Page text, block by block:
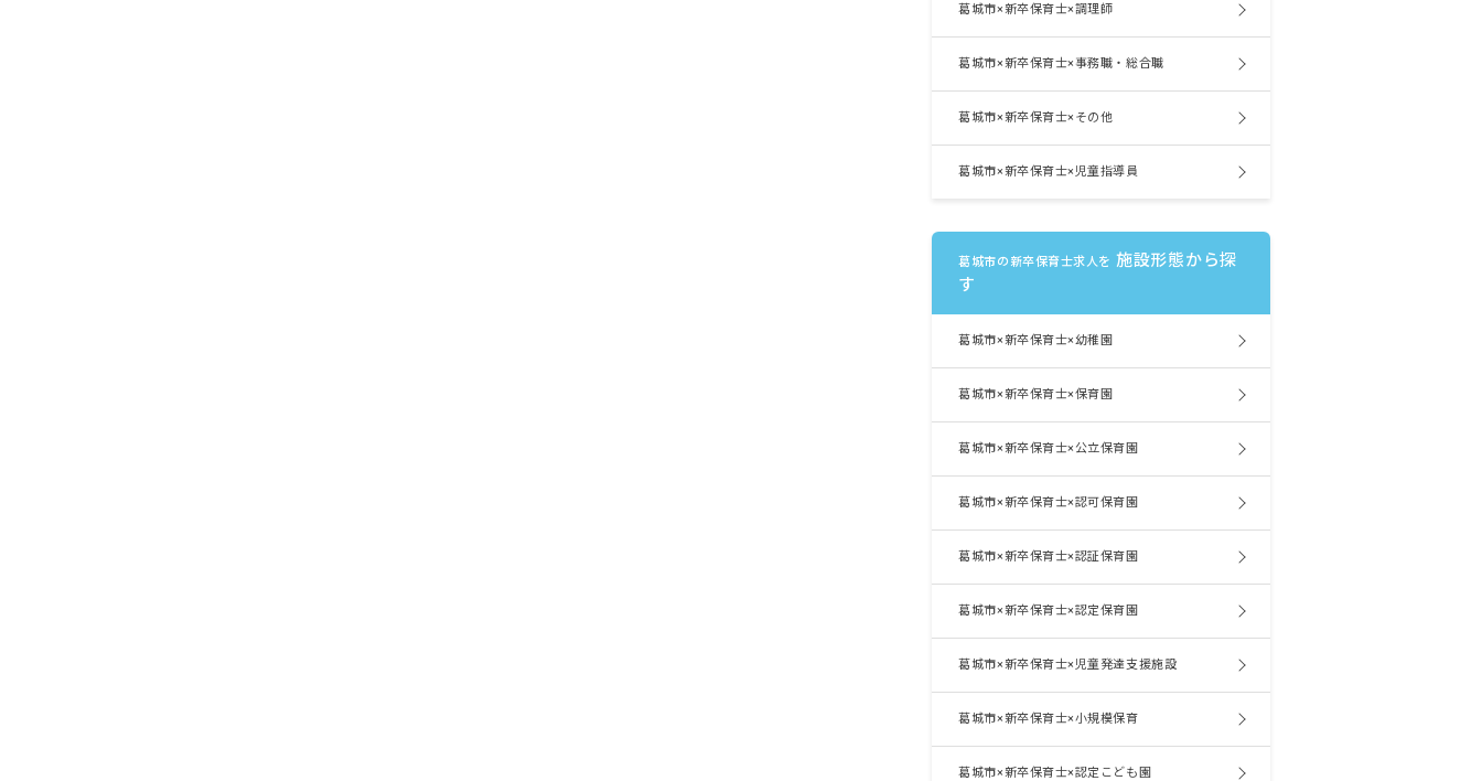
葛城市×新卒保育士×調理師
葛城市×新卒保育士×事務職・総合職
葛城市×新卒保育士×その他
葛城市×新卒保育士×児童指導員
葛城市の新卒保育士求人を 施設形態から探
す
葛城市×新卒保育士×幼稚園
葛城市×新卒保育士×保育園
葛城市×新卒保育士×公立保育園
葛城市×新卒保育士×認可保育園
葛城市×新卒保育士×認証保育園
葛城市×新卒保育士×認定保育園
葛城市×新卒保育士×児童発達支援施設
葛城市×新卒保育士×小規模保育
葛城市×新卒保育士×認定こども園